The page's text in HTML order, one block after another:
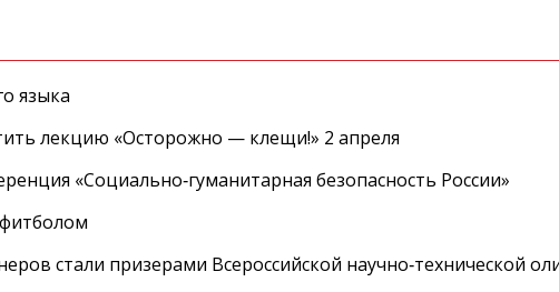
языка
лекцию «Осторожно — клещи!» 2 апреля
«Социально‑гуманитарная безопасность России»
стали призерами Всероссийской научно‑технической